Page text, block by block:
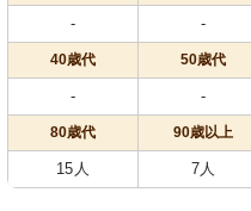
- -
40歳代 50歳代
- -
80歳代 90歳以上
15人 7人